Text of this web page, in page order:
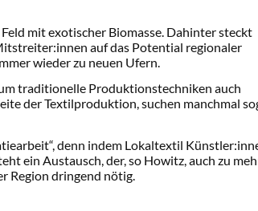
mit exotischer Biomasse. Dahinter steckt
auf das Potential regionaler
wieder zu neuen Ufern.
traditionelle Produktionstechniken auch
der Textilproduktion, suchen manchmal
denn indem Lokaltextil
ein Austausch, der, so Howitz, auch zu
Region dringend nötig.